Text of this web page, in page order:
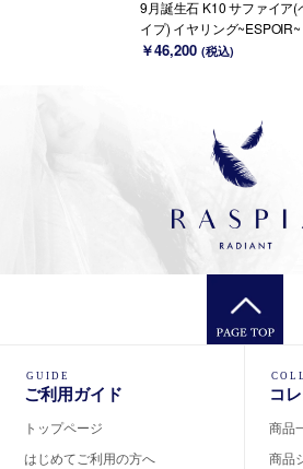
9月誕生石 K10 サファイア(
イプ) イヤリング~ESPOIR~
￥46,200(税込)
GUIDE
ご利用ガイド
トップページ
はじめてご利用の方へ
コ
商品
商品